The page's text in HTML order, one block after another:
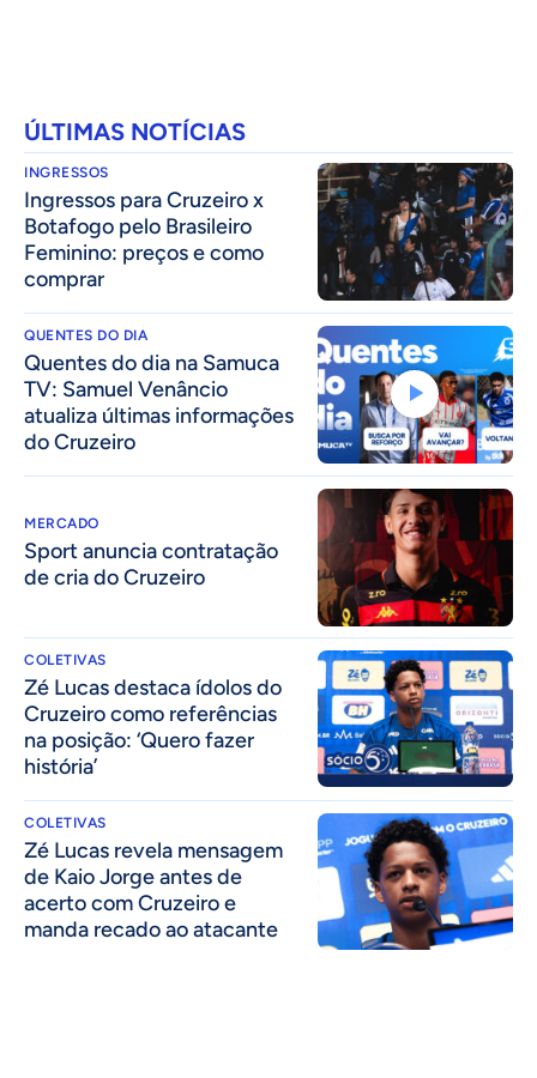
ÚLTIMAS NOTÍCIAS
INGRESSOS
Ingressos para Cruzeiro x
Botafogo pelo Brasileiro
Feminino: preços e como
comprar
QUENTES DO DIA
Quentes do dia na Samuca
TV: Samuel Venâncio
atualiza últimas informações
do Cruzeiro
MERCADO
Sport anuncia contratação
de cria do Cruzeiro
COLETIVAS
Zé Lucas destaca ídolos do
Cruzeiro como referências
na posição: ‘Quero fazer
história’
COLETIVAS
Zé Lucas revela mensagem
de Kaio Jorge antes de
acerto com Cruzeiro e
manda recado ao atacante